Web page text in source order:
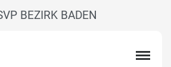
BEZIRK BADEN